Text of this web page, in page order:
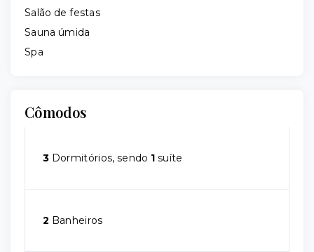
Salão de festas
Sauna úmida
Spa
Cômodos
3 Dormitórios, sendo 1 suíte
2 Banheiros